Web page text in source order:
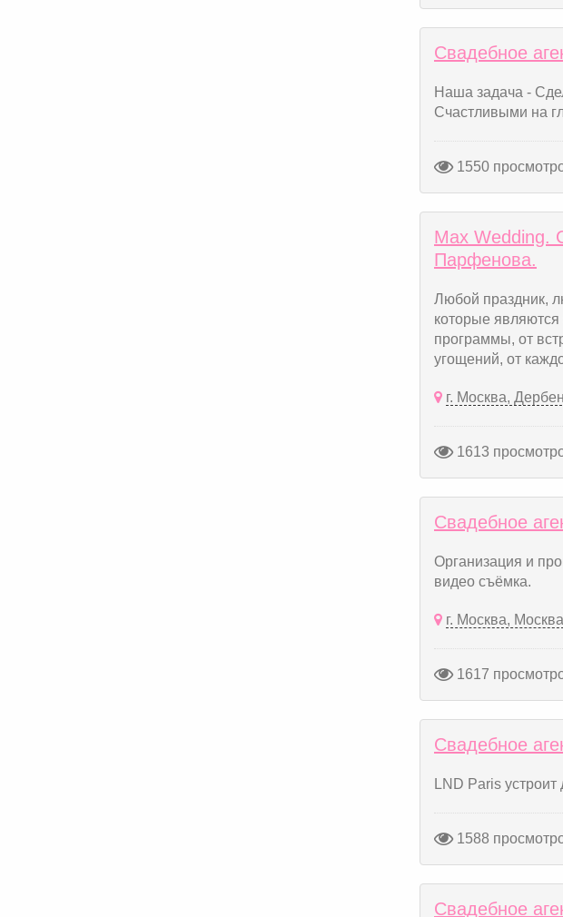
Свадебное
Наша задача -
Счастливыми на
1550
Max Wedding.
Парфенова.
Любой праздник,
которые
программы, от
угощений, от
г. Москва,
1613
Свадебное
Организация и
видео съёмка.
г. Москва, Москва
1617
Свадебное
LND Paris
1588
Свадебное